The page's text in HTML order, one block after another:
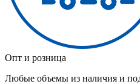
Опт и розница
Любые объемы из наличия и